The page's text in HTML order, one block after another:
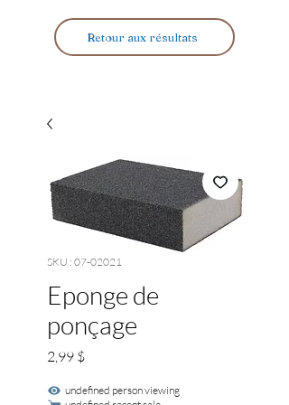
Retour aux résultats
SKU : 07-02021
Eponge de
ponçage
2,99 $Prix
undefined person viewing